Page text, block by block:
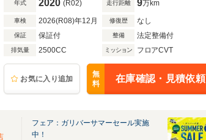
年式 2020 (R02) 走行距離 9万km
車検 2026(R08)年12月 修復歴 なし
保証 保証付 整備 法定整備付
排気量 2500CC ミッション フロアCVT
お気に入り追加
無
料
在庫確認・見積依頼
フェア：ガリバーサマーセール実施
中！